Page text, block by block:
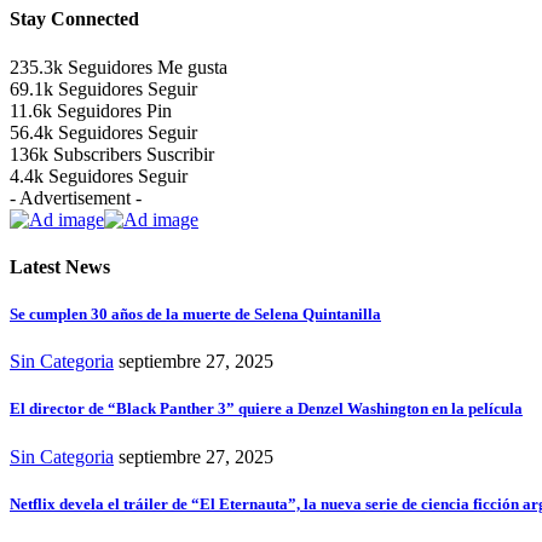
Stay Connected
235.3k Seguidores Me gusta
69.1k Seguidores Seguir
11.6k Seguidores Pin
56.4k Seguidores Seguir
136k Subscribers Suscribir
4.4k Seguidores Seguir
- Advertisement -
Latest News
Se cumplen 30 años de la muerte de Selena Quintanilla
Sin Categoria septiembre 27, 2025
El director de “Black Panther 3” quiere a Denzel Washington en la película
Sin Categoria septiembre 27, 2025
Netflix devela el tráiler de “El Eternauta”, la nueva serie de ciencia ficción